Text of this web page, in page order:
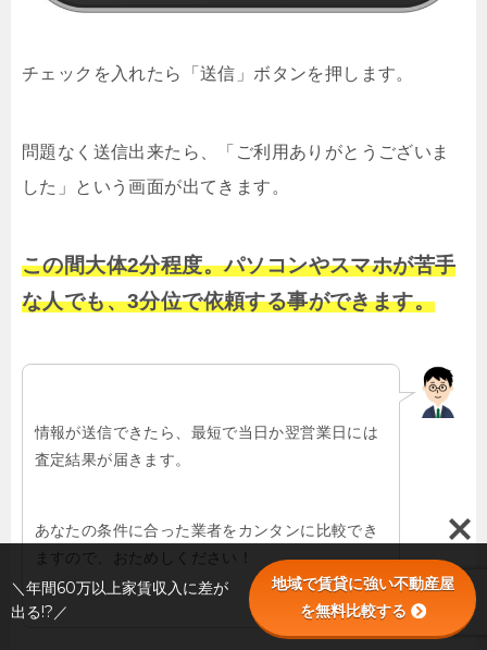
チェックを入れたら「送信」ボタンを押します。
問題なく送信出来たら、「ご利用ありがとうございま
した」という画面が出てきます。
この間大体2分程度。パソコンやスマホが苦手
な人でも、3分位で依頼する事ができます。
情報が送信できたら、最短で当日か翌営業日には
査定結果が届きます。
あなたの条件に合った業者をカンタンに比較でき
ますので、おためしください！
＼年間60万以上家賃収入に差が
出る!?／
地域で賃貸に強い不動産屋
を無料比較する